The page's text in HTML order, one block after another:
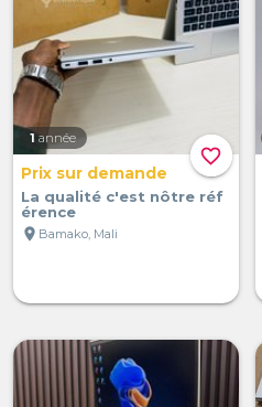
favorite_border
1 année
Prix sur demande
La qualité c'est nôtre réf
érence
location_on Bamako, Mali